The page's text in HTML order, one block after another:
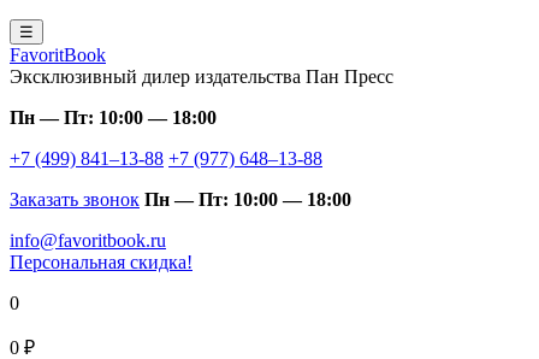
☰
FavoritBook
Эксклюзивный дилер издательства Пан Пресс
Пн — Пт: 10:00 — 18:00
+7 (499) 841–13-88 +7 (977) 648–13-88
Заказать звонок Пн — Пт: 10:00 — 18:00
info@favoritbook.ru
Персональная скидка!
0
0 ₽